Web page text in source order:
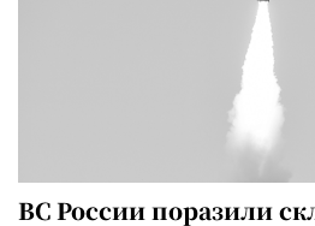
ВС России поразили